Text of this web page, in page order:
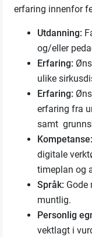
erfaring innenfor
Utdanning:
og/eller
Erfaring:
ulike
Erfaring:
erfaring fra
samt
Kompetanse:
digitale
timeplan og
Språk: Gode
muntlig.
Personlig
vektlagt i